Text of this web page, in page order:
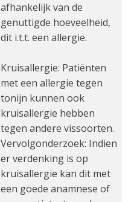
afhankelijk van de
genuttigde hoeveelheid,
dit i.t.t. een allergie.
Kruisallergie: Patiënten
met een allergie tegen
tonijn kunnen ook
kruisallergie hebben
tegen andere vissoorten.
Vervolgonderzoek: Indien
er verdenking is op
kruisallergie kan dit met
een goede anamnese of